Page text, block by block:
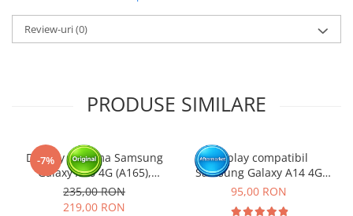
Se recomanda montajul intr-un service specializat.
GARANTIE
Review-uri(0)
PRODUSE SIMILARE
-7%
Display cu rama Samsung
Galaxy A16 4G (A165),
Negru (Original Service
Pack)
235,00 RON
219,00 RON
Display compatibil
Samsung Galaxy A14 4G
(A145P/ A145R) - cu Rama
95,00 RON